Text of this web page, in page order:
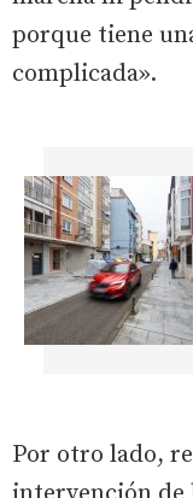
porque tiene
complicada».
Por otro lado,